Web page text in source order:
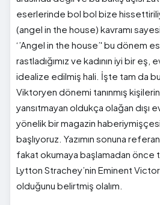
eserlerinde bol bol bize
(angel in the house) kavramı
‘’Angel in the house’' bu dönem
rastladığımız ve kadının iyi bir eş,
idealize edilmiş hali. İşte tam da
Viktoryen dönemi tanınmış
yansıtmayan oldukça olağan dışı
yönelik bir magazin
başlıyoruz. Yazımın sonuna
fakat okumaya başlamadan önce
Lytton Strachey’nin Eminent
olduğunu belirtmiş olalım.